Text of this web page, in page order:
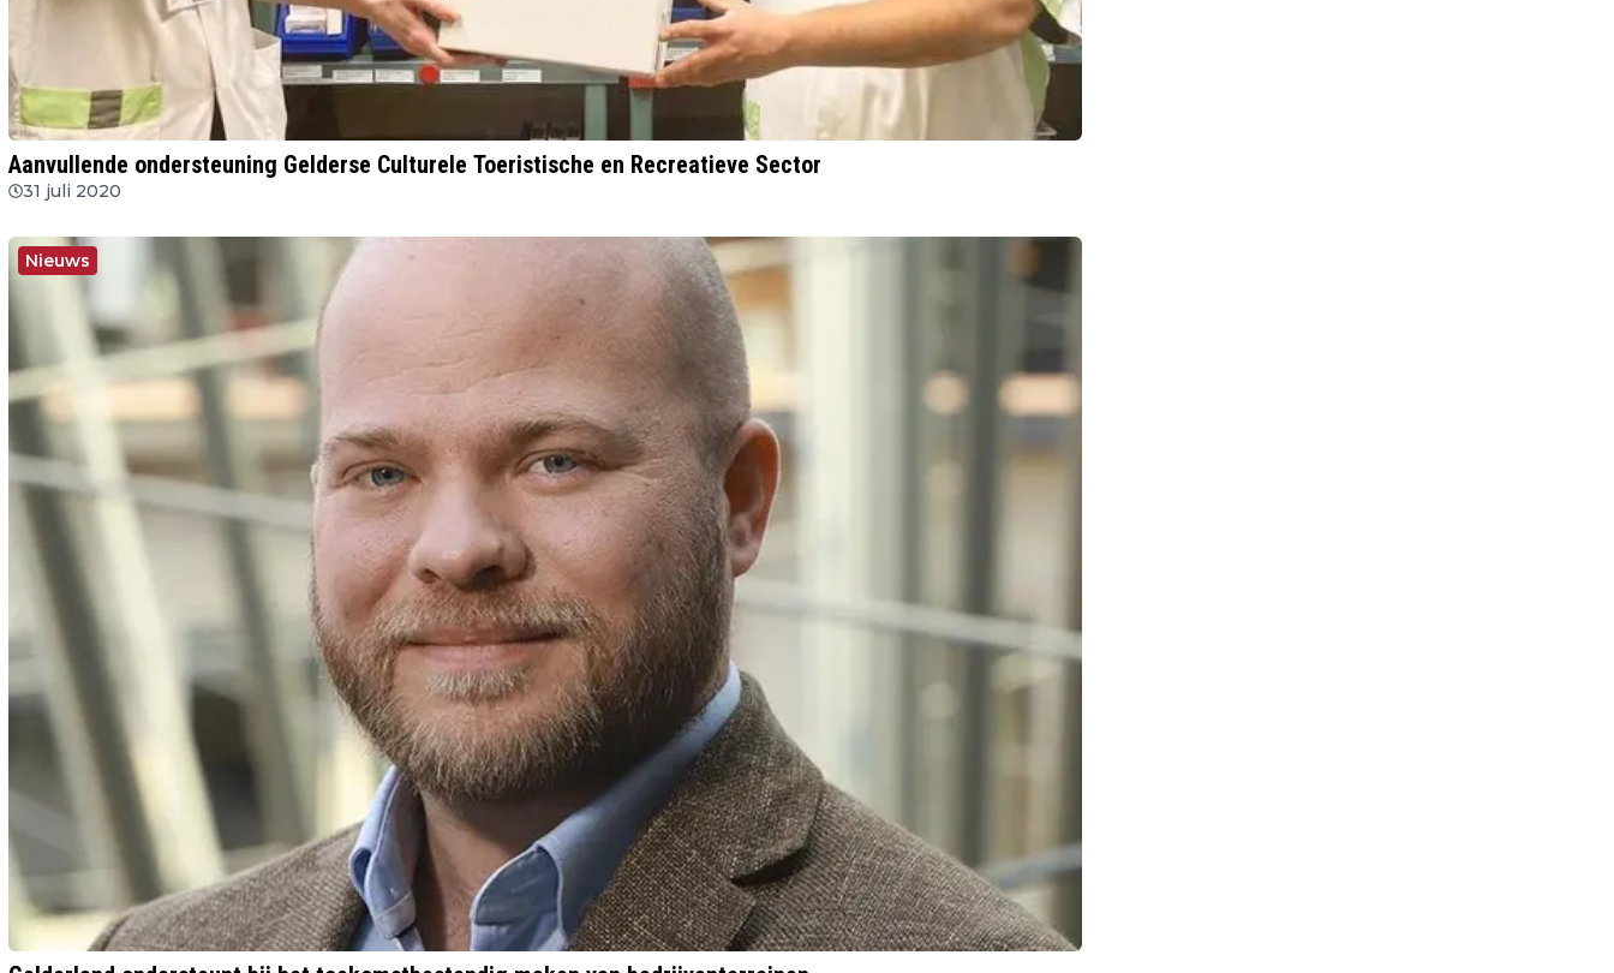
Aanvullende ondersteuning Gelderse Culturele Toeristische en Recreatieve Sector
31 juli 2020
Nieuws